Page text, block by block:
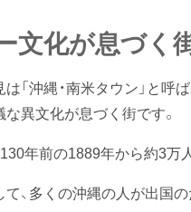
文化が息づく
「沖縄・南米タウン」と
異文化が息づく街です。
年前の1889年から約3万
、多くの沖縄の人が出国